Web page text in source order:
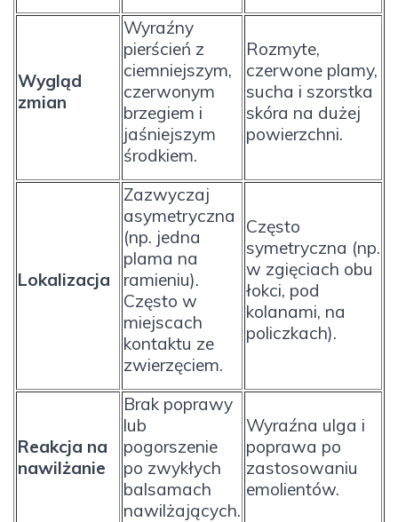
Wygląd
zmian
Wyraźny
pierścień z
ciemniejszym,
czerwonym
brzegiem i
jaśniejszym
środkiem.
Rozmyte,
czerwone plamy,
sucha i szorstka
skóra na dużej
powierzchni.
Lokalizacja
Zazwyczaj
asymetryczna
(np. jedna
plama na
ramieniu).
Często w
miejscach
kontaktu ze
zwierzęciem.
Często
symetryczna (np.
w zgięciach obu
łokci, pod
kolanami, na
policzkach).
Reakcja na
nawilżanie
Brak poprawy
lub
pogorszenie
po zwykłych
balsamach
nawilżających.
Wyraźna ulga i
poprawa po
zastosowaniu
emolientów.